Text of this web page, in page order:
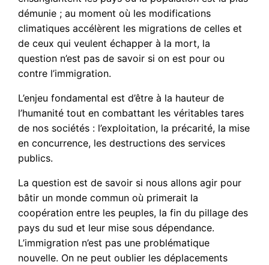
démunie ; au moment où les modifications
climatiques accélèrent les migrations de celles et
de ceux qui veulent échapper à la mort, la
question n’est pas de savoir si on est pour ou
contre l’immigration.
L’enjeu fondamental est d’être à la hauteur de
l’humanité tout en combattant les véritables tares
de nos sociétés : l’exploitation, la précarité, la mise
en concurrence, les destructions des services
publics.
La question est de savoir si nous allons agir pour
bâtir un monde commun où primerait la
coopération entre les peuples, la fin du pillage des
pays du sud et leur mise sous dépendance.
L’immigration n’est pas une problématique
nouvelle. On ne peut oublier les déplacements